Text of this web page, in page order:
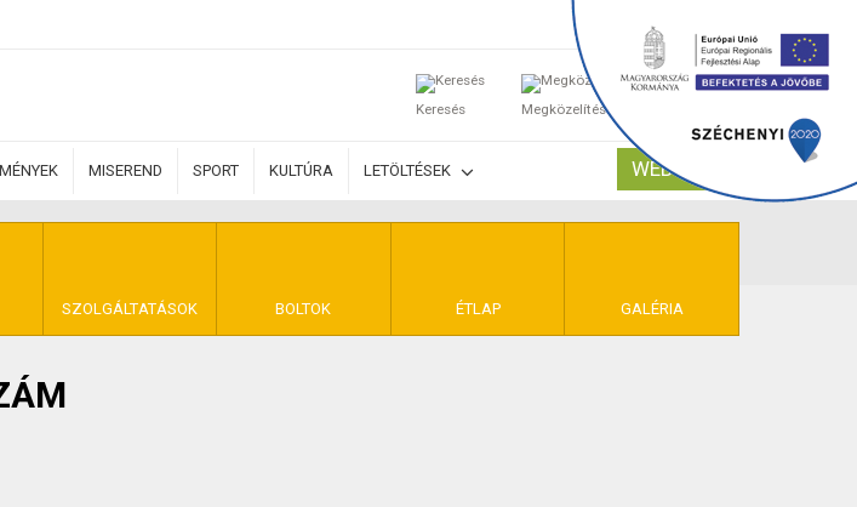
Keresés Megközelítés
0
MISEREND SPORT KULTÚRA LETÖLTÉSEK WEBSHOP
SZOLGÁLTATÁSOK BOLTOK ÉTLAP GALÉRIA
FELTÉTELEK